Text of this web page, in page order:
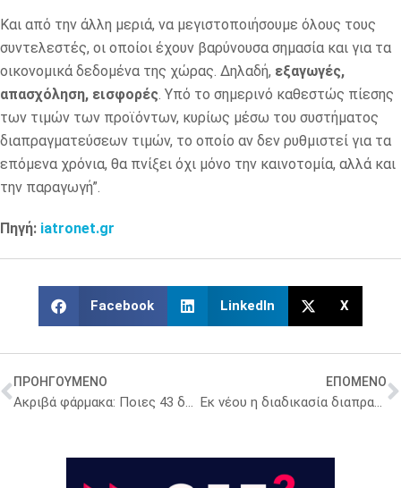
Και από την άλλη μεριά, να μεγιστοποιήσουμε όλους τους
συντελεστές, οι οποίοι έχουν βαρύνουσα σημασία και για τα
οικονομικά δεδομένα της χώρας. Δηλαδή, εξαγωγές,
απασχόληση, εισφορές. Υπό το σημερινό καθεστώς πίεσης
των τιμών των προϊόντων, κυρίως μέσω του συστήματος
διαπραγματεύσεων τιμών, το οποίο αν δεν ρυθμιστεί για τα
επόμενα χρόνια, θα πνίξει όχι μόνο την καινοτομία, αλλά και
την παραγωγή”.
Πηγή: iatronet.gr
Facebook LinkedIn X
ΠΡΟΗΓΟΥΜΕΝΟ
Ακριβά φάρμακα: Ποιες 43 δραστικές ουσίες μπαίνουν στα ράφια των ιδιωτικών φαρμακείων – Όλο το ΦΕΚ
ΕΠΟΜΕΝΟ
Εκ νέου η διαδικασία διαπραγμάτευσης της τιμής των συστημάτων καταγραφής γλυκόζης, παλαιών και νέων